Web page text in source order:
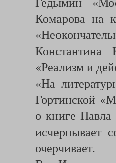
Комарова на
«Реализм и
«На
Гортинской
о книге Павла
исчерпывает
очерчивает.